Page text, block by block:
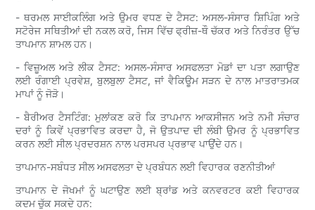
- ਥਰਮਲ ਸਾਈਕਲਿੰਗ ਅਤੇ ਉਮਰ ਵਧਣ ਦੇ ਟੈਸਟ: ਅਸਲ-ਸੰਸਾਰ ਸ਼ਿਪਿੰਗ ਅਤੇ
ਸਟੋਰੇਜ ਸਥਿਤੀਆਂ ਦੀ ਨਕਲ ਕਰੋ, ਜਿਸ ਵਿੱਚ ਫ੍ਰੀਜ਼-ਥੌ ਚੱਕਰ ਅਤੇ ਨਿਰੰਤਰ ਉੱਚ
ਤਾਪਮਾਨ ਸ਼ਾਮਲ ਹਨ।
- ਵਿਜ਼ੂਅਲ ਅਤੇ ਲੀਕ ਟੈਸਟ: ਅਸਲ-ਸੰਸਾਰ ਅਸਫਲਤਾ ਮੋਡਾਂ ਦਾ ਪਤਾ ਲਗਾਉਣ
ਲਈ ਰੰਗਾਈ ਪ੍ਰਵੇਸ਼, ਬੁਲਬੁਲਾ ਟੈਸਟ, ਜਾਂ ਵੈਕਿਊਮ ਸੜਨ ਦੇ ਨਾਲ ਮਾਤਰਾਤਮਕ
ਮਾਪਾਂ ਨੂੰ ਜੋੜੋ।
- ਬੈਰੀਅਰ ਟੈਸਟਿੰਗ: ਮੁਲਾਂਕਣ ਕਰੋ ਕਿ ਤਾਪਮਾਨ ਆਕਸੀਜਨ ਅਤੇ ਨਮੀ ਸੰਚਾਰ
ਦਰਾਂ ਨੂੰ ਕਿਵੇਂ ਪ੍ਰਭਾਵਿਤ ਕਰਦਾ ਹੈ, ਜੋ ਉਤਪਾਦ ਦੀ ਲੰਬੀ ਉਮਰ ਨੂੰ ਪ੍ਰਭਾਵਿਤ
ਕਰਨ ਲਈ ਸੀਲ ਪ੍ਰਦਰਸ਼ਨ ਨਾਲ ਪਰਸਪਰ ਪ੍ਰਭਾਵ ਪਾਉਂਦੇ ਹਨ।
ਤਾਪਮਾਨ-ਸਬੰਧਤ ਸੀਲ ਅਸਫਲਤਾ ਦੇ ਪ੍ਰਬੰਧਨ ਲਈ ਵਿਹਾਰਕ ਰਣਨੀਤੀਆਂ
ਤਾਪਮਾਨ ਦੇ ਜੋਖਮਾਂ ਨੂੰ ਘਟਾਉਣ ਲਈ ਬ੍ਰਾਂਡ ਅਤੇ ਕਨਵਰਟਰ ਕਈ ਵਿਹਾਰਕ
ਕਦਮ ਚੁੱਕ ਸਕਦੇ ਹਨ: